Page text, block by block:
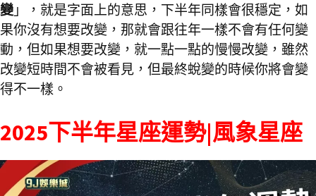
變」，就是字面上的意思，下半年同樣會很穩定，如
果你沒有想要改變，那就會跟往年一樣不會有任何變
動，但如果想要改變，就一點一點的慢慢改變，雖然
改變短時間不會被看見，但最終蛻變的時候你將會變
得不一樣。
2025下半年星座運勢|風象星座